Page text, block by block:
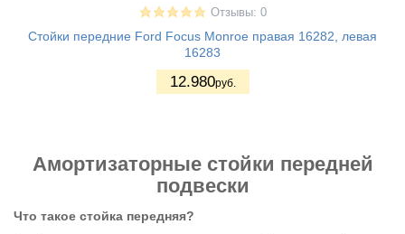
Отзывы: 0
Стойки передние Ford Focus Monroe правая 16282, левая
16283
12.980руб.
Амортизаторные стойки передней
подвески
Что такое стойка передняя?